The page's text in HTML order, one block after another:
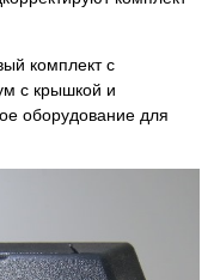
комплект с
с крышкой и
оборудование для